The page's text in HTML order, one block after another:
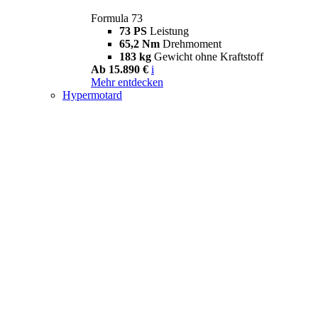
Formula 73
73 PS Leistung
65,2 Nm Drehmoment
183 kg Gewicht ohne Kraftstoff
Ab 15.890 € i
Mehr entdecken
Hypermotard